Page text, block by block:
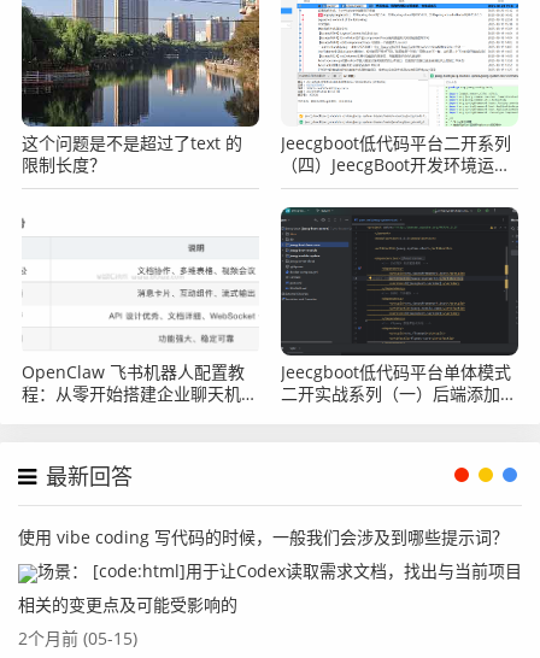
这个问题是不是超过了text 的
限制长度？
Jeecgboot低代码平台二开系列
（四）JeecgBoot开发环境运行
后端项目
OpenClaw 飞书机器人配置教
程：从零开始搭建企业聊天机器
Jeecgboot低代码平台单体模式
二开实战系列（一）后端添加新
最新回答
使用 vibe coding 写代码的时候，一般我们会涉及到哪些提示词？
场景： [code:html]用于让Codex读取需求文档，找出与当前项目
相关的变更点及可能受影响的
2个月前 (05-15)